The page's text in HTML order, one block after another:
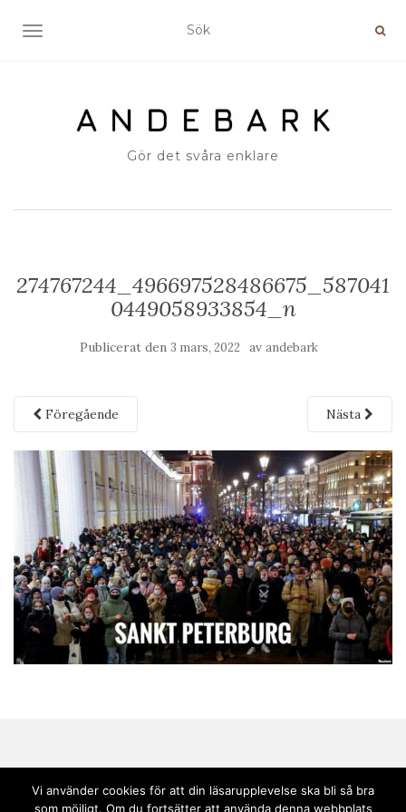
SLÅ PÅ/AV NAVIGERING
Gör det svåra enklare
274767244_496697528486675_587041
0449058933854_n
Publicerat den 3 mars, 2022 av andebark
Föregående Nästa
Vi använder cookies för att din läsarupplevelse ska bli så bra
som möjligt. Om du fortsätter att använda denna webbplats